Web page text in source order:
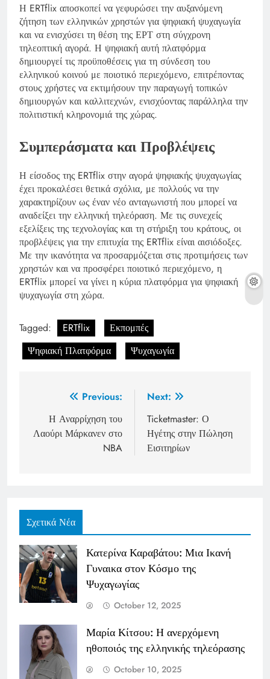
Η ERTflix αποσκοπεί να γεφυρώσει την αυξανόμενη
ζήτηση των ελληνικών χρηστών για ψηφιακή ψυχαγωγία
και να ενισχύσει τη θέση της ΕΡΤ στη σύγχρονη
τηλεοπτική αγορά. Η ψηφιακή αυτή πλατφόρμα
δημιουργεί τις προϋποθέσεις για τη σύνδεση του
ελληνικού κοινού με ποιοτικό περιεχόμενο, επιτρέποντας
στους χρήστες να εκτιμήσουν την παραγωγή τοπικών
δημιουργών και καλλιτεχνών, ενισχύοντας παράλληλα την
πολιτιστική κληρονομιά της χώρας.
Συμπεράσματα και Προβλέψεις
Η είσοδος της ERTflix στην αγορά ψηφιακής ψυχαγωγίας
έχει προκαλέσει θετικά σχόλια, με πολλούς να την
χαρακτηρίζουν ως έναν νέο ανταγωνιστή που μπορεί να
αναδείξει την ελληνική τηλεόραση. Με τις συνεχείς
εξελίξεις της τεχνολογίας και τη στήριξη του κράτους, οι
προβλέψεις για την επιτυχία της ERTflix είναι αισιόδοξες.
Με την ικανότητα να προσαρμόζεται στις προτιμήσεις των
χρηστών και να προσφέρει ποιοτικό περιεχόμενο, η
ERTflix μπορεί να γίνει η κύρια πλατφόρμα για ψηφιακή
ψυχαγωγία στη χώρα.
Tagged: ERTflix
Εκπομπές
Ψηφιακή Πλατφόρμα
Ψυχαγωγία
navigation
Previous:
Η Αναρρίχηση του
Λαούρι Μάρκανεν στο
NBA
Next:
Ticketmaster: Ο
Ηγέτης στην Πώληση
Εισιτηρίων
Σχετικά Νέα
Κατερίνα Καραβάτου: Μια Ικανή
Γυναικα στον Κόσμο της
Ψυχαγωγίας
October 12, 2025
Μαρία Κίτσου: Η ανερχόμενη
ηθοποιός της ελληνικής τηλεόρασης
October 10, 2025